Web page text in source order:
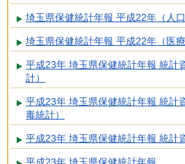
埼玉県保健統計年報 平成22年（人口
埼玉県保健統計年報 平成22年（医療
平成23年 埼玉県保健統計年報 統計
計）
平成23年 埼玉県保健統計年報 統計
毒統計）
平成23年 埼玉県保健統計年報 統計
平成23年 埼玉県保健統計年報